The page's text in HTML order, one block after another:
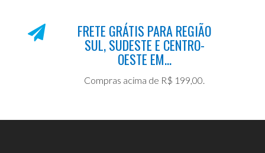
FRETE GRÁTIS PARA REGIÃO
SUL, SUDESTE E CENTRO-
OESTE EM...
Compras acima de R$ 199,00.